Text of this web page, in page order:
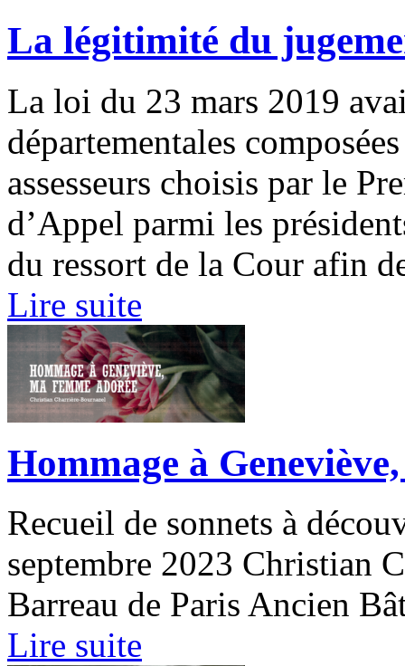
La légitimité du
La loi du 23 mars 2019
départementales
assesseurs choisis par le
d’Appel parmi les
du ressort de la Cour afin
Lire suite
Hommage à
Recueil de sonnets à
septembre 2023 Christian
Barreau de Paris Ancien
Lire suite